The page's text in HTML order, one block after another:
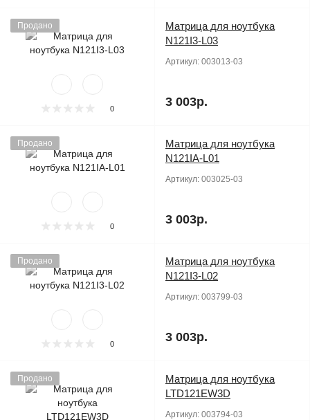
Продано
0
Матрица для ноутбука
N121I3-L03
Артикул: 003013-03
3 003р.
Продано
0
Матрица для ноутбука
N121IA-L01
Артикул: 003025-03
3 003р.
Продано
0
Матрица для ноутбука
N121I3-L02
Артикул: 003799-03
3 003р.
Продано
Матрица для ноутбука
LTD121EW3D
Артикул: 003794-03